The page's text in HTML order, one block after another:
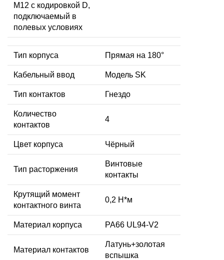
M12 с кодировкой D,
подключаемый в
полевых условиях
Тип корпуса Прямая на 180°
Кабельный ввод Модель SK
Тип контактов Гнездо
Количество
контактов
4
Цвет корпуса Чёрный
Тип расторжения
Винтовые
контакты
Крутящий момент
контактного винта
0,2 Н*м
Материал корпуса PA66 UL94-V2
Материал контактов
Латунь+золотая
вспышка